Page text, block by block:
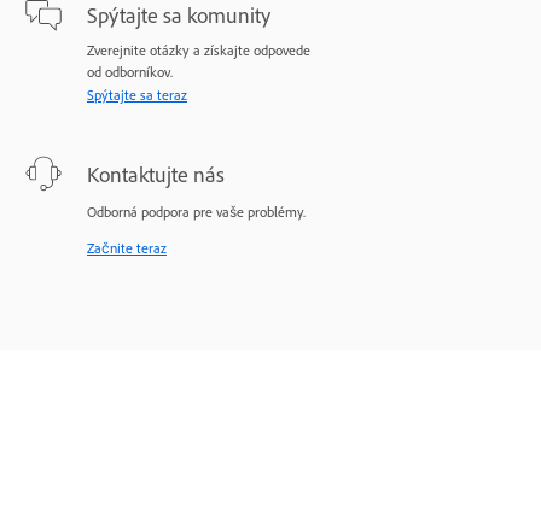
Spýtajte sa komunity
Zverejnite otázky a získajte odpovede
od odborníkov.
Spýtajte sa teraz
Kontaktujte nás
Odborná podpora pre vaše problémy.
Začnite teraz